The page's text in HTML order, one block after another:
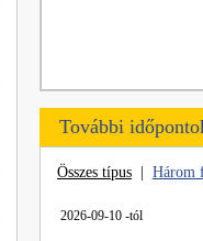
További
Összes típus Három
2026-09-10 -tól